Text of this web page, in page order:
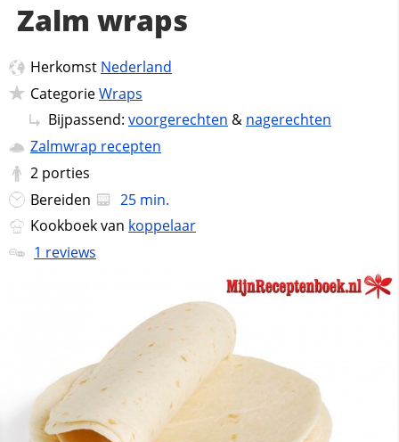
Zalm wraps
Herkomst Nederland
CategorieWraps
Bijpassend: voorgerechten & nagerechten
Zalmwrap recepten
2 porties
Bereiden
25 min.
Kookboek van koppelaar
1 reviews